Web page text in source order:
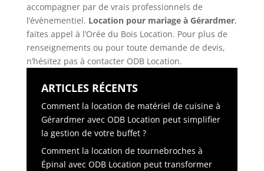
accompagner par de vrais professionnels de
l’évènementiel. Location pour mariage à Gérardmer,
faites appel à l’Orée du Bois Location. Pour plus de
renseignements ou pour toute demande de devis,
n’hésitez pas à contacter ODB Location.
ARTICLES RÉCENTS
Comment la location de matériel de cuisine à
Gérardmer avec ODB Location peut simplifier
la gestion de votre buffet ?
Comment la location de tournebroches à
Épinal avec ODB Location peut transformer